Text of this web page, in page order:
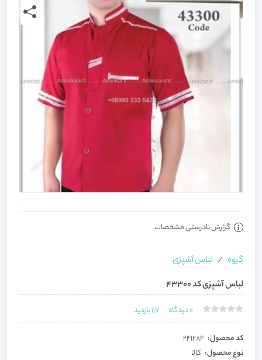
گزارش نادرستی مشخصات
گروه
لباس آشپزی
لباس آشپزی کد 43300
0دیدگاه 117بازدید
کد محصول: 241284
نوع محصول: کالا